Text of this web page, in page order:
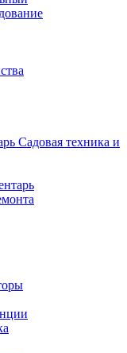
Садовая техника и